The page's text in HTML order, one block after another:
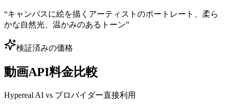
“キャンバスに絵を描くアーティストのポートレート、柔ら
かな自然光、温かみのあるトーン”
検証済みの価格
動画API料金比較
Hypereal AI vs プロバイダー直接利用